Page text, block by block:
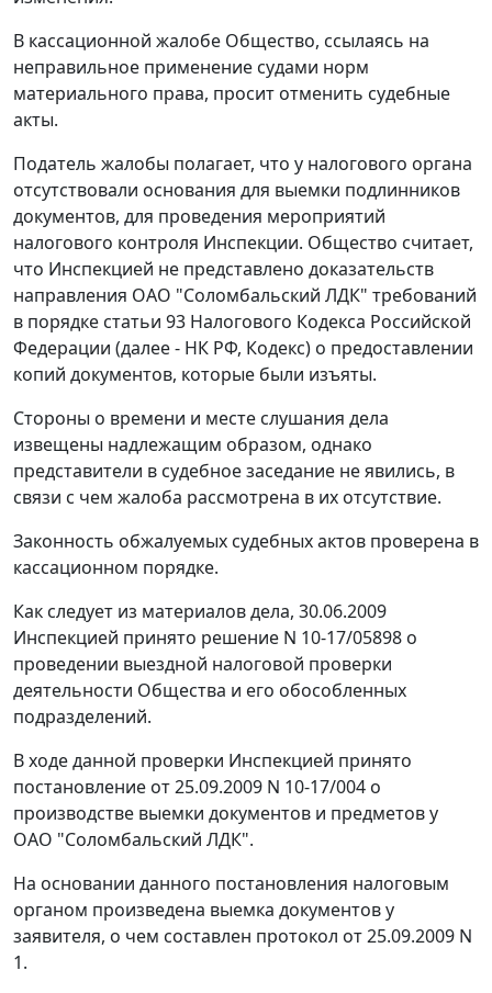
В кассационной жалобе Общество, ссылаясь на
неправильное применение судами норм
материального права, просит отменить судебные
акты.
Податель жалобы полагает, что у налогового органа
отсутствовали основания для выемки подлинников
документов, для проведения мероприятий
налогового контроля Инспекции. Общество считает,
что Инспекцией не представлено доказательств
направления ОАО "Соломбальский ЛДК" требований
в порядке статьи 93 Налогового Кодекса Российской
Федерации (далее - НК РФ, Кодекс) о предоставлении
копий документов, которые были изъяты.
Стороны о времени и месте слушания дела
извещены надлежащим образом, однако
представители в судебное заседание не явились, в
связи с чем жалоба рассмотрена в их отсутствие.
Законность обжалуемых судебных актов проверена в
кассационном порядке.
Как следует из материалов дела, 30.06.2009
Инспекцией принято решение N 10-17/05898 о
проведении выездной налоговой проверки
деятельности Общества и его обособленных
подразделений.
В ходе данной проверки Инспекцией принято
постановление от 25.09.2009 N 10-17/004 о
производстве выемки документов и предметов у
ОАО "Соломбальский ЛДК".
На основании данного постановления налоговым
органом произведена выемка документов у
заявителя, о чем составлен протокол от 25.09.2009 N
1.